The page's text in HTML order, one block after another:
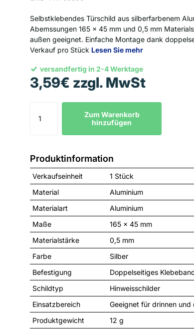
Selbstklebendes Türschild aus silberfarbenem
Abemssungen 165 x 45 mm und 0,5 mm
außen geeignet. Einfache Montage dank
Verkauf pro Stück Lesen Sie mehr
versandfertig in 2-4 Werktage
3,59€ zzgl. MwSt
Zum Warenkorb
hinzufügen
Produktinformation
Verkaufseinheit
1 Stück
Material
Aluminium
Materialart
Aluminium
Maße
165 x 45 mm
Materialstärke
0,5 mm
Farbe
Silber
Befestigung
Doppelseitiges
Schildtyp
Hinweisschilder
Einsatzbereich
Geeignet für drinnen und
Produktgewicht
12 g